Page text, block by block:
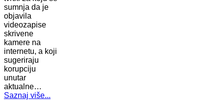
sumnja da je
objavila
videozapise
skrivene
kamere na
internetu, a koji
sugeriraju
korupciju
unutar
aktualne…
Saznaj više...